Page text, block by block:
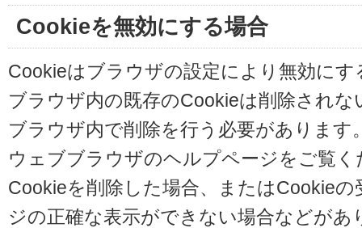
Cookieを無効にする場合
Cookieはブラウザの設定により無効に
ブラウザ内の既存のCookieは削除され
ブラウザ内で削除を行う必要があります
ウェブブラウザのヘルプページをご覧く
Cookieを削除した場合、またはCookie
ジの正確な表示ができない場合などが